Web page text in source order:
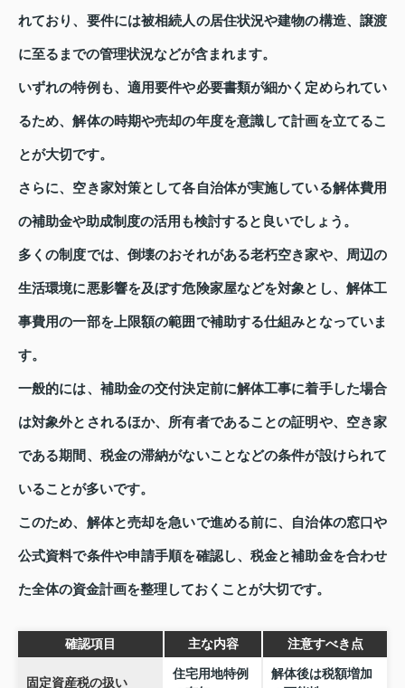
れており、要件には被相続人の居住状況や建物の構造、譲渡
に至るまでの管理状況などが含まれます。
いずれの特例も、適用要件や必要書類が細かく定められてい
るため、解体の時期や売却の年度を意識して計画を立てるこ
とが大切です。
さらに、空き家対策として各自治体が実施している解体費用
の補助金や助成制度の活用も検討すると良いでしょう。
多くの制度では、倒壊のおそれがある老朽空き家や、周辺の
生活環境に悪影響を及ぼす危険家屋などを対象とし、解体工
事費用の一部を上限額の範囲で補助する仕組みとなっていま
す。
一般的には、補助金の交付決定前に解体工事に着手した場合
は対象外とされるほか、所有者であることの証明や、空き家
である期間、税金の滞納がないことなどの条件が設けられて
いることが多いです。
このため、解体と売却を急いで進める前に、自治体の窓口や
公式資料で条件や申請手順を確認し、税金と補助金を合わせ
た全体の資金計画を整理しておくことが大切です。
確認項目 主な内容 注意すべき点
固定資産税の扱い
住宅用地特例
解体後は税額増加